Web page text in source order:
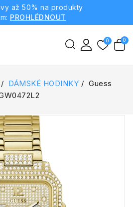
až 50% na produkty
PROHLÉDNOUT
DÁMSKÉ HODINKY
Guess